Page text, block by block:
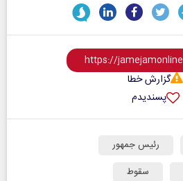
گزارش خطا
پسندیدم
رئیس جمهور
سقوط